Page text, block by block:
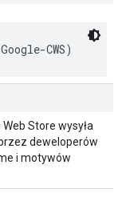
CWS)
Store wysyła
deweloperów
i motywów